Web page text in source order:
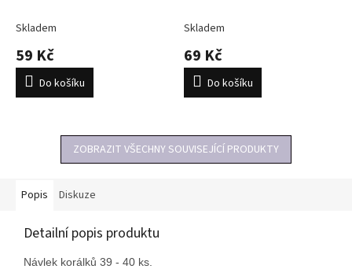
Skladem
59 Kč
Do košíku
Skladem
69 Kč
Do košíku
ZOBRAZIT VŠECHNY SOUVISEJÍCÍ PRODUKTY
Popis Diskuze
Detailní popis produktu
Návlek korálků 39 - 40 ks.